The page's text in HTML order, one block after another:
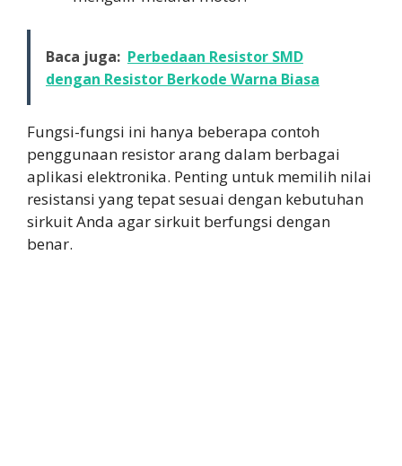
Baca juga: Perbedaan Resistor SMD
dengan Resistor Berkode Warna Biasa
Fungsi-fungsi ini hanya beberapa contoh
penggunaan resistor arang dalam berbagai
aplikasi elektronika. Penting untuk memilih nilai
resistansi yang tepat sesuai dengan kebutuhan
sirkuit Anda agar sirkuit berfungsi dengan
benar.